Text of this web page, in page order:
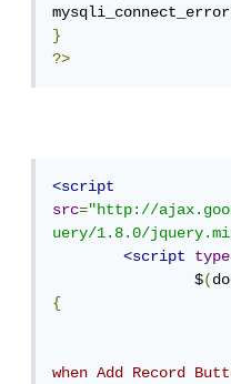
}
?>
<script
src="http://
uery/1.8.0/
<script
		$
(
{
when Add Record